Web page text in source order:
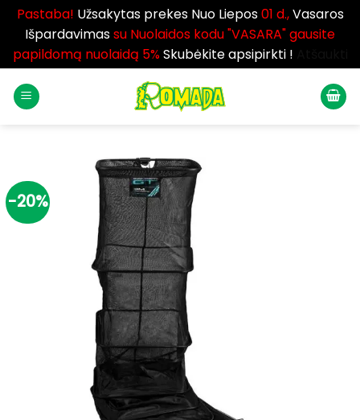
Pastaba! Užsakytas prekes Nuo Liepos01 d.,Vasaros
Išpardavimassu Nuolaidos kodu "VASARA" gausite
papildomą nuolaidą 5%Skubėkite apsipirkti !
-20%